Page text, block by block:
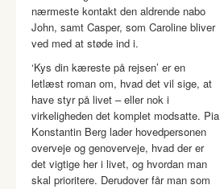
nærmeste kontakt den aldrende nabo
John, samt Casper, som Caroline bliver
ved med at støde ind i.
‘Kys din kæreste på rejsen’ er en
letlæst roman om, hvad det vil sige, at
have styr på livet – eller nok i
virkeligheden det komplet modsatte. Pia
Konstantin Berg lader hovedpersonen
overveje og genoverveje, hvad der er
det vigtige her i livet, og hvordan man
skal prioritere. Derudover får man som